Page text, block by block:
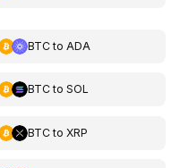
BTCto ADA
BTCto SOL
BTCto XRP